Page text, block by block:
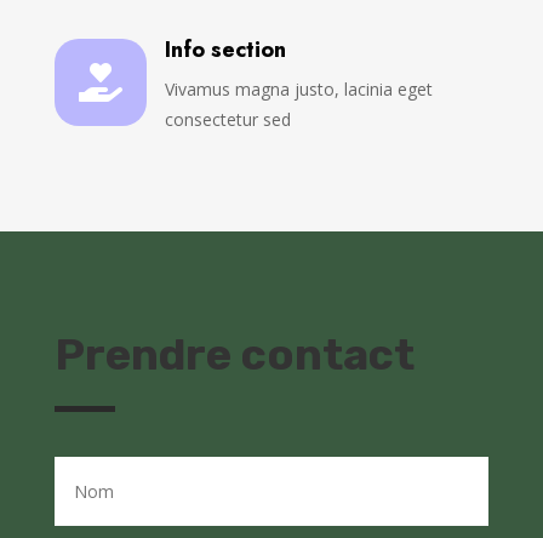

Info section
Vivamus magna justo, lacinia eget
consectetur sed
Prendre contact